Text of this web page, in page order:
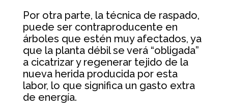
Por otra parte, la técnica de raspado,
puede ser contraproducente en
árboles que estén muy afectados, ya
que la planta débil se verá “obligada”
a cicatrizar y regenerar tejido de la
nueva herida producida por esta
labor, lo que significa un gasto extra
de energía.